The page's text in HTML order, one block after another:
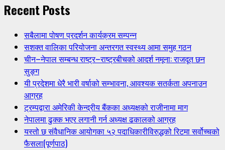
Recent Posts
सबैलामा पोषण प्रदर्शन कार्यक्रम सम्पन्न
सशक्त वालिका परियोजना अन्तरगत स्वस्थ्य आमा समुह गठन
चीन–नेपाल सम्बन्ध राष्ट्र–राष्ट्रबीचको आदर्श नमूना: राजदूत छन
सुङ्ग
यी प्रदेशमा धेरै भारी वर्षाको सम्भावना, आवश्यक सतर्कता अपनाउन
आग्रह
ट्रम्पद्वारा अमेरिकी केन्द्रीय बैंकका अध्यक्षको राजीनामा माग
नेपालमा ढुक्क भएर लगानी गर्न अध्यक्ष ढकालको आग्रह
यस्तो छ संवैधानिक आयोगका ५२ पदाधिकारीविरुद्धको रिटमा सर्वोच्चको
फैसला(पूर्णपाठ)